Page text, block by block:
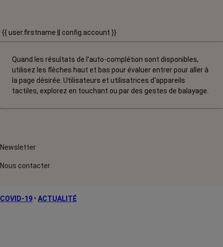
{{ user.firstname || config.account }}
Quand les résultats de l'auto-complétion sont disponibles,
utilisez les flèches haut et bas pour évaluer entrer pour aller à
la page désirée. Utilisateurs et utilisatrices d‘appareils
tactiles, explorez en touchant ou par des gestes de balayage.
Newsletter
Nous contacter
COVID-19 • ACTUALITÉ